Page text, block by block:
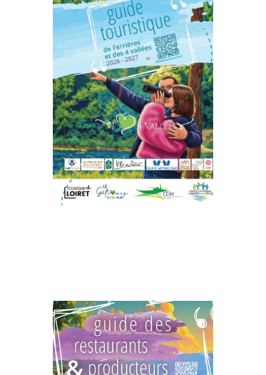
Demandez Le
Guide Touristique
Des 4 Vallées !
Découvrez en un instant les
activités, lieux
incontournables et visites
guidées de notre territoire
des 4 Vallées.
Cliquer
Ici
Cliquer
Ici